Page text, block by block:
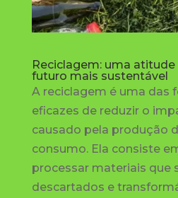
Reciclagem: uma
futuro mais sustentável
A reciclagem é uma das
eficazes de reduzir o
causado pela produção
consumo. Ela consiste
processar materiais que
descartados e